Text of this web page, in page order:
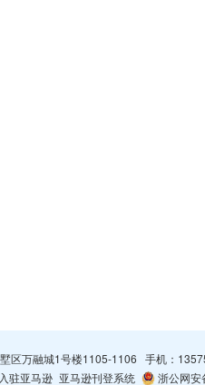
区万融城1号楼1105-1106 手机：
入驻亚马逊 亚马逊刊登系统 浙公网安